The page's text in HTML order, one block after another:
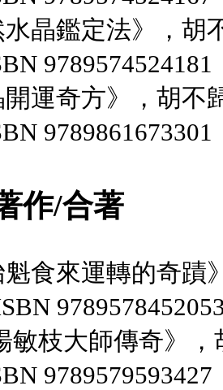
水晶鑑定法》，
9789574524181
開運奇方》，胡
9789861673301
作/合著
魁食來運轉的奇
敏枝大師傳奇》
9789579593427